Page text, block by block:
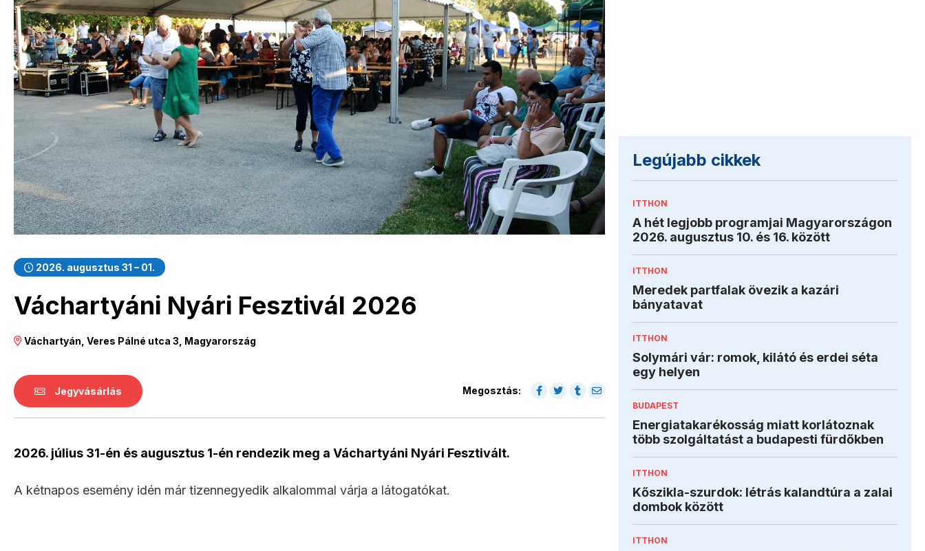
2026. augusztus 31 – 01.
Váchartyáni Nyári Fesztivál 2026
Váchartyán, Veres Pálné utca 3, Magyarország
Jegyvásárlás Megosztás:
2026. július 31-én és augusztus 1-én rendezik meg a Váchartyáni Nyári Fesztivált.
A kétnapos esemény idén már tizennegyedik alkalommal várja a látogatókat.
Legújabb cikkek
ITTHON
A hét legjobb programjai Magyarországon
2026. augusztus 10. és 16. között
ITTHON
Meredek partfalak övezik a kazári
bányatavat
ITTHON
Solymári vár: romok, kilátó és erdei séta
egy helyen
BUDAPEST
Energiatakarékosság miatt korlátoznak
több szolgáltatást a budapesti fürdőkben
ITTHON
Kőszikla-szurdok: létrás kalandtúra a zalai
dombok között
ITTHON